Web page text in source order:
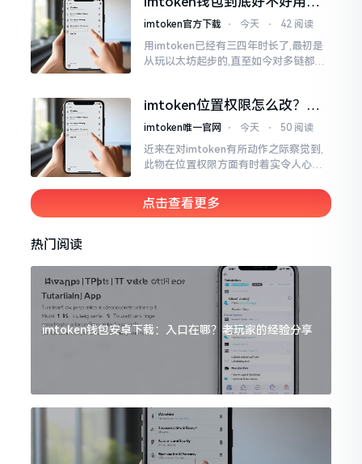
睹过非常多的人
老玩家说说真实体验
imtoken官方下载 ⋅ 今天 ⋅ 42 阅读
用imtoken已经有三四年时长了,最初是
从玩以太坊起步的,直至如今对多链都有
imtoken位置权限怎么改？手
把手教你搞定
imtoken唯一官网 ⋅ 今天 ⋅ 50 阅读
近来在对imtoken有所动作之际察觉到,
此物在位置权限方面有时着实令人心生
障情况,致使我呈现出一脸茫然不知所措
的模样
点击查看更多
热门阅读
imtoken钱包安卓下载：入口在哪？老玩家的经验分享